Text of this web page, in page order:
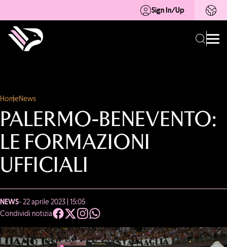
Sign In/Up
HomeNews
PALERMO-BENEVENTO:
LE FORMAZIONI
UFFICIALI
NEWS- 22 aprile 2023 | 15:05
Condividi notizia